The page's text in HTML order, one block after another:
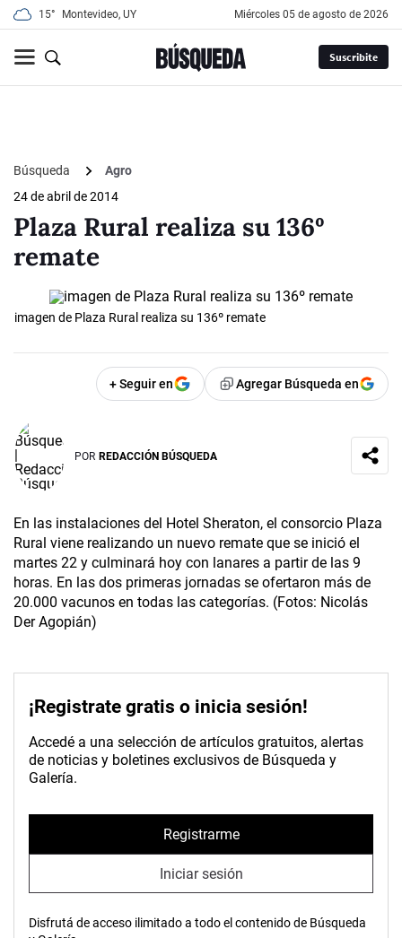
15° Montevideo, UY miércoles 05 de agosto de 2026
Suscribite
Búsqueda
Agro
24 de abril de 2014
Plaza Rural realiza su 136º
remate
imagen de Plaza Rural realiza su 136º remate
+ Seguir en Agregar Búsqueda en
POR REDACCIÓN BÚSQUEDA
En las instalaciones del Hotel Sheraton, el consorcio Plaza
Rural viene realizando un nuevo remate que se inició el
martes 22 y culminará hoy con lanares a partir de las 9
horas. En las dos primeras jornadas se ofertaron más de
20.000 vacunos en todas las categorías. (Fotos: Nicolás
Der Agopián)
¡Registrate gratis o inicia sesión!
Accedé a una selección de artículos gratuitos, alertas
de noticias y boletines exclusivos de Búsqueda y
Galería.
Registrarme
Iniciar sesión
Disfrutá de acceso ilimitado a todo el contenido de Búsqueda